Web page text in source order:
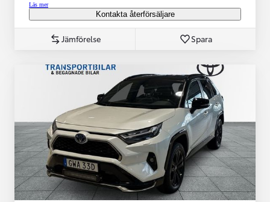
Läs mer
Kontakta återförsäljare
Jämförelse Spara